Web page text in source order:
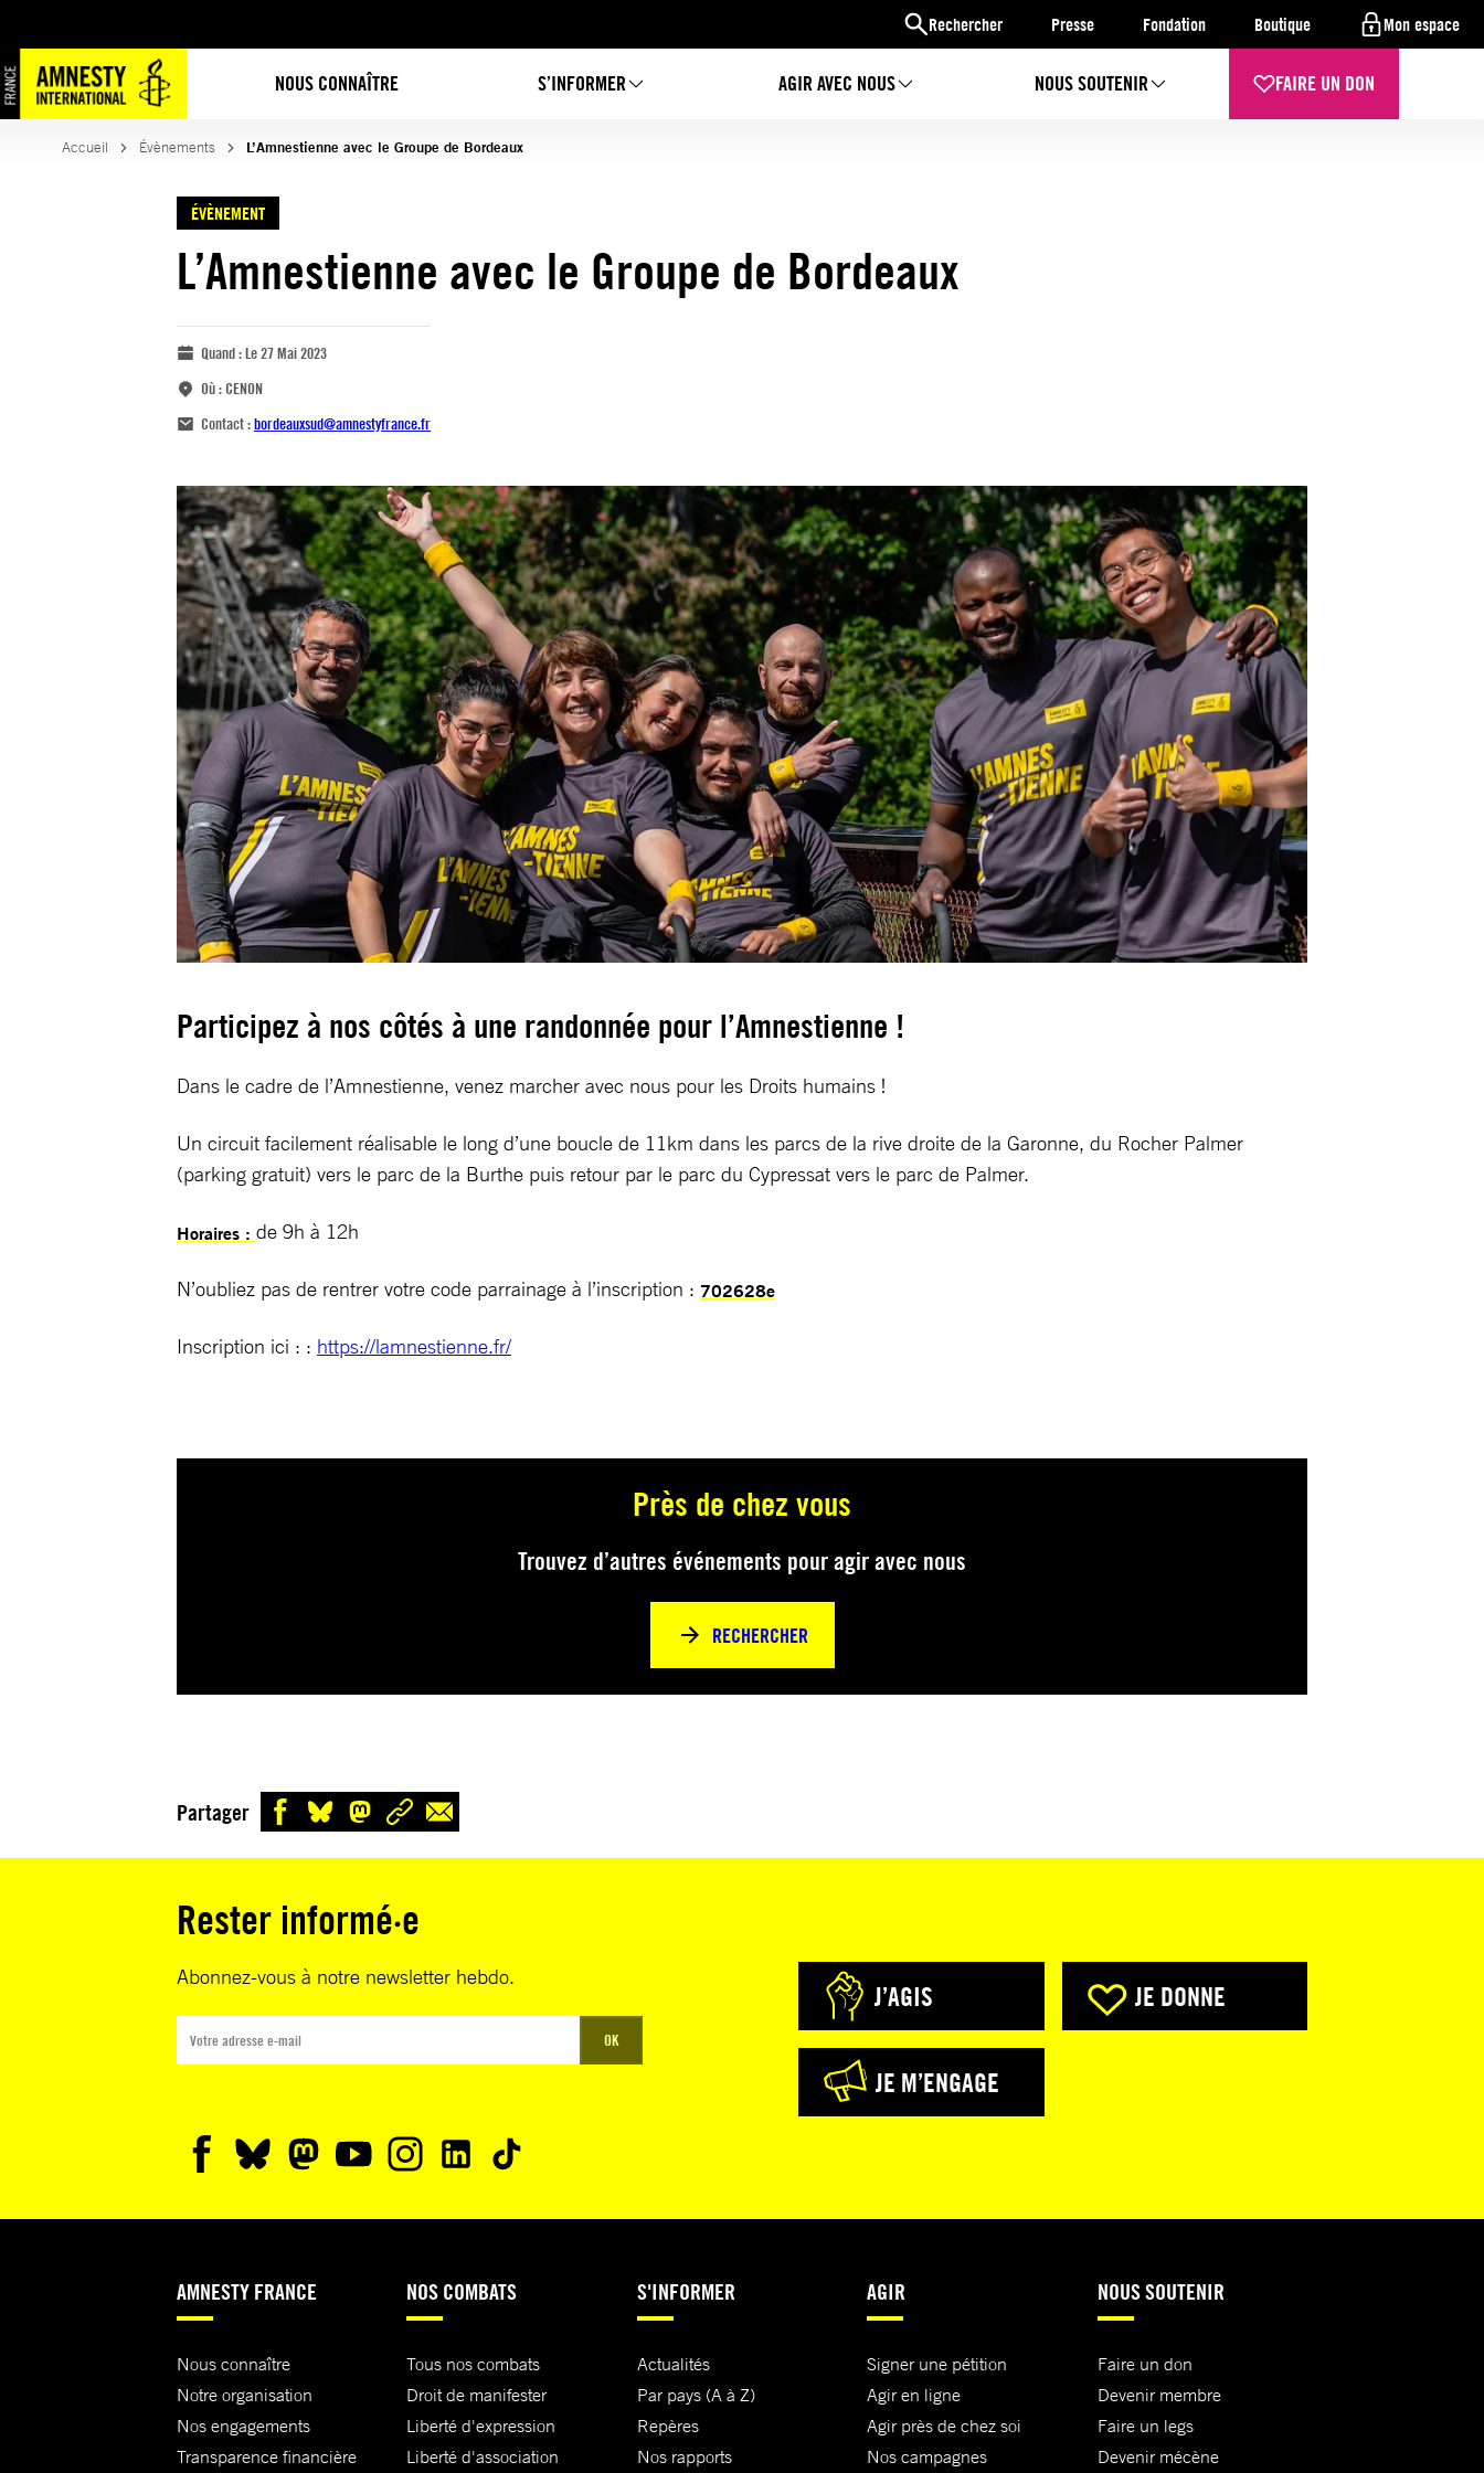
Rechercher Presse Fondation Boutique Mon espace
NOUS CONNAÎTRE S’INFORMER AGIR AVEC NOUS NOUS SOUTENIR FAIRE UN DON
Accueil Évènements L’Amnestienne avec le Groupe de Bordeaux
ÉVÈNEMENT
L’Amnestienne avec le Groupe de Bordeaux
Quand :Le 27 Mai 2023
Où :CENON
Contact :bordeauxsud@amnestyfrance.fr
Participez à nos côtés à une randonnée pour l’Amnestienne !
Dans le cadre de l’Amnestienne, venez marcher avec nous pour les Droits humains !
Un circuit facilement réalisable le long d’une boucle de 11km dans les parcs de la rive droite de la Garonne, du Rocher Palmer
(parking gratuit) vers le parc de la Burthe puis retour par le parc du Cypressat vers le parc de Palmer.
Horaires : de 9h à 12h
N’oubliez pas de rentrer votre code parrainage à l’inscription : 702628e
Inscription ici : : https://lamnestienne.fr/
Près de chez vous
Trouvez d’autres événements pour agir avec nous
RECHERCHER
Partager
Rester informé·e
Abonnez-vous à notre newsletter hebdo.
OK
J’AGIS JE DONNE
JE M’ENGAGE
AMNESTY FRANCE
Nous connaître
Notre organisation
Nos engagements
Transparence financière
NOS COMBATS
Tous nos combats
Droit de manifester
Liberté d'expression
Liberté d'association
S'INFORMER
Actualités
Par pays (A à Z)
Repères
Nos rapports
AGIR
Signer une pétition
Agir en ligne
Agir près de chez soi
Nos campagnes
NOUS SOUTENIR
Faire un don
Devenir membre
Faire un legs
Devenir mécène